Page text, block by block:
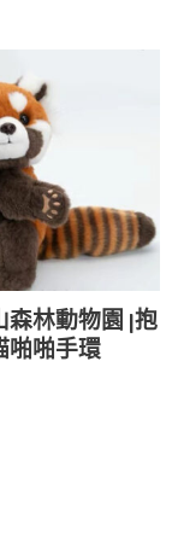
森林動物園 |抱
啪啪手環